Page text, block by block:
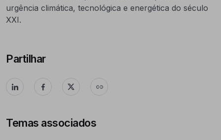
urgência climática, tecnológica e energética do século
XXI.
Partilhar
Temas associados